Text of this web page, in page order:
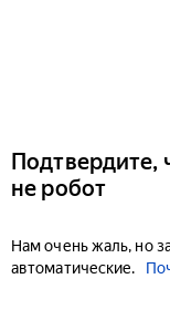
Подтвердите,
не робот
Нам очень жаль, но
автоматические.